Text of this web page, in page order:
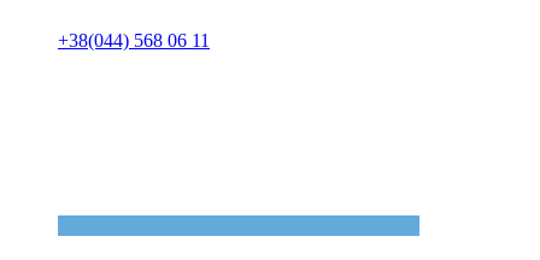
+38(044) 568 06 11